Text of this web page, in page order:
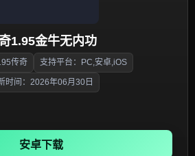
1.95金牛无内功
传奇 支持平台：PC,安卓,iOS
时间：2026年06月30日
安卓下载